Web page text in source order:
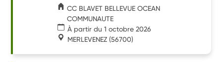
CC BLAVET BELLEVUE OCEAN
COMMUNAUTE
À partir du 1 octobre 2026
MERLEVENEZ (56700)